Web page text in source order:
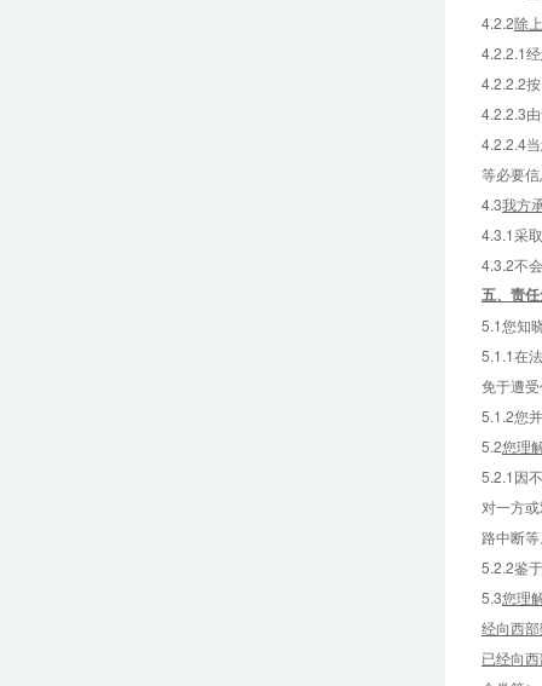
4.2.2除
4.2.2.1
4.2.2.2
4.2.2.3
4.2.2.4
等必要
4.3我方
4.3.1采
4.3.2不
五、 责
5.1您知
5.1.1在
免于遭
5.1.2您
5.2您理
5.2.1因
对一方
路中断
5.2.2鉴
5.3您理
经向西
已经向